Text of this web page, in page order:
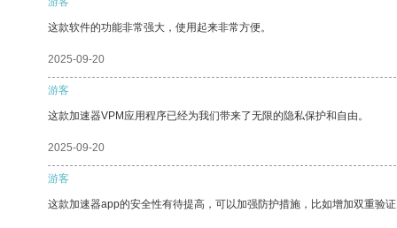
这款软件的功能非常强大，使用起来非常方便。
2025-09-20
游客
这款加速器VPM应用程序已经为我们带来了无限的隐私保护和自由。
2025-09-20
游客
这款加速器app的安全性有待提高，可以加强防护措施，比如增加双重验